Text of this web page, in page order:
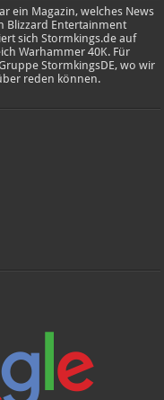
ein Magazin, welches News
Blizzard Entertainment
sich Stormkings.de auf
Warhammer 40K. Für
StormkingsDE, wo wir
reden können.